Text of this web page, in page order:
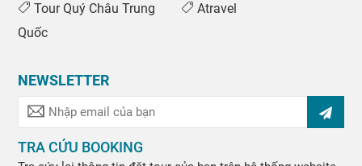
Tour Quý Châu Trung
Quốc
Atravel
NEWSLETTER
TRA CỨU BOOKING